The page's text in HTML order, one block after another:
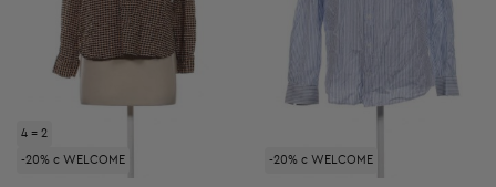
4 = 2
-20% с WELCOME -20% с WELCOME